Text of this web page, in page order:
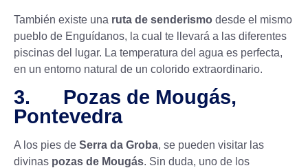
También existe una ruta de senderismo desde el mismo
pueblo de Enguídanos, la cual te llevará a las diferentes
piscinas del lugar. La temperatura del agua es perfecta,
en un entorno natural de un colorido extraordinario.
3. Pozas de Mougás,
Pontevedra
A los pies de Serra da Groba, se pueden visitar las
divinas pozas de Mougás. Sin duda, uno de los